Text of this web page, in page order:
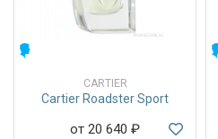
CARTIER
Cartier Roadster Sport
от 20 640 ₽